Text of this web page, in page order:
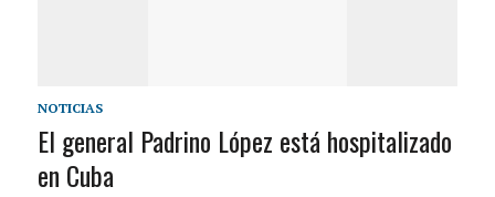
NOTICIAS
El general Padrino López está hospitalizado
en Cuba